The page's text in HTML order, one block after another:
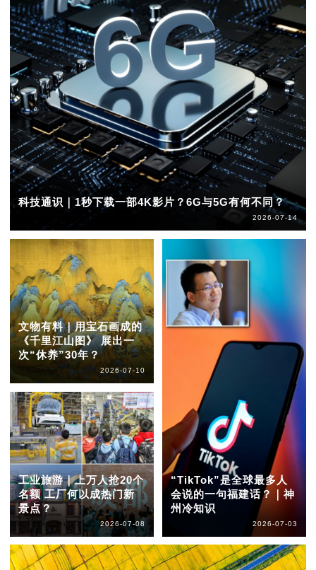
科技通识｜1秒下载一部4K影片？6G与5G有何不同？
2026-07-14
文物有料｜用宝石画成的
《千里江山图》 展出一
次“休养”30年？
2026-07-10
工业旅游｜上万人抢20个
名额 工厂何以成热门新
景点？
2026-07-08
“TikTok”是全球最多人
会说的一句福建话？｜神
州冷知识
2026-07-03